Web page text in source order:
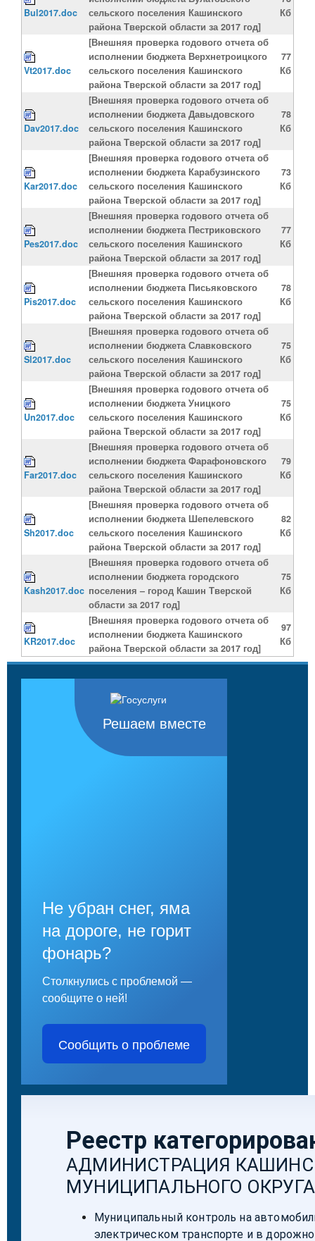
Bul2017.doc
сельского поселения Кашинского
района Тверской области за 2017 год]
Кб
Vt2017.doc
[Внешняя проверка годового отчета об
исполнении бюджета Верхнетроицкого
сельского поселения Кашинского
района Тверской области за 2017 год]
77
Кб
Dav2017.doc
[Внешняя проверка годового отчета об
исполнении бюджета Давыдовского
сельского поселения Кашинского
района Тверской области за 2017 год]
78
Кб
Kar2017.doc
[Внешняя проверка годового отчета об
исполнении бюджета Карабузинского
сельского поселения Кашинского
района Тверской области за 2017 год]
73
Кб
Pes2017.doc
[Внешняя проверка годового отчета об
исполнении бюджета Пестриковского
сельского поселения Кашинского
района Тверской области за 2017 год]
77
Кб
Pis2017.doc
[Внешняя проверка годового отчета об
исполнении бюджета Письяковского
сельского поселения Кашинского
района Тверской области за 2017 год]
78
Кб
Sl2017.doc
[Внешняя проверка годового отчета об
исполнении бюджета Славковского
сельского поселения Кашинского
района Тверской области за 2017 год]
75
Кб
Un2017.doc
[Внешняя проверка годового отчета об
исполнении бюджета Уницкого
сельского поселения Кашинского
района Тверской области за 2017 год]
75
Кб
Far2017.doc
[Внешняя проверка годового отчета об
исполнении бюджета Фарафоновского
сельского поселения Кашинского
района Тверской области за 2017 год]
79
Кб
Sh2017.doc
[Внешняя проверка годового отчета об
исполнении бюджета Шепелевского
сельского поселения Кашинского
района Тверской области за 2017 год]
82
Кб
Kash2017.doc
[Внешняя проверка годового отчета об
исполнении бюджета городского
поселения – город Кашин Тверской
области за 2017 год]
75
Кб
KR2017.doc
[Внешняя проверка годового отчета об
исполнении бюджета Кашинского
района Тверской области за 2017 год]
97
Кб
Решаем вместе
Не убран снег, яма
на дороге, не горит
фонарь?
Столкнулись с проблемой —
сообщите о ней!
Сообщить о проблеме